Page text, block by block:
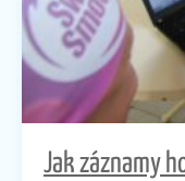
Jak záznamy